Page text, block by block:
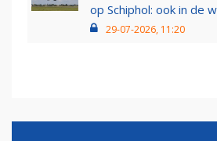
op Schiphol: ook in de
29-07-2026, 11:20